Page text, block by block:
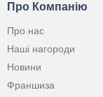
Про Компанію
Про нас
Наші нагороди
Новини
Франшиза